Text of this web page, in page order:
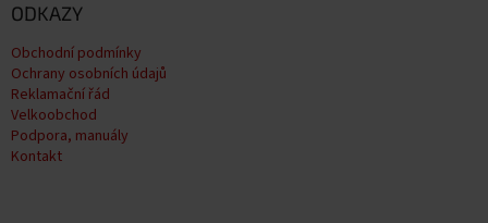
ODKAZY
Obchodní podmínky
Ochrany osobních údajů
Reklamační řád
Velkoobchod
Podpora, manuály
Kontakt